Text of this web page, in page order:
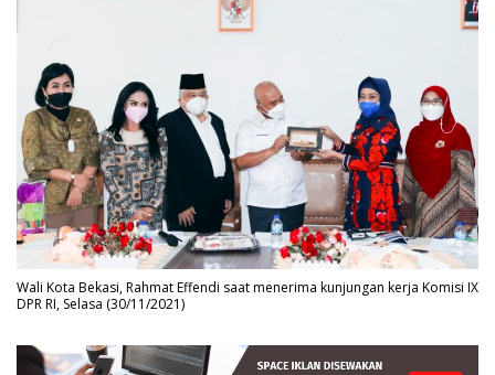
Wali Kota Bekasi, Rahmat Effendi saat menerima kunjungan kerja Komisi IX
DPR RI, Selasa (30/11/2021)